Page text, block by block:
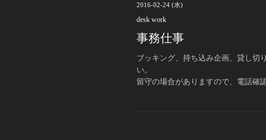
2016-02-24 (水)
desk work
事務仕事
ブッキング、持ち込み企画、貸し切
い。
留守の場合がありますので、電話確